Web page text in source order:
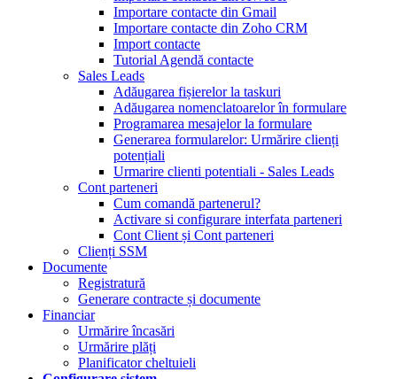
Importare contacte din Gmail
Importare contacte din Zoho CRM
Import contacte
Tutorial Agendă contacte
Sales Leads
Adăugarea fișierelor la taskuri
Adăugarea nomenclatoarelor în formulare
Programarea mesajelor la formulare
Generarea formularelor: Urmărire clienți
potențiali
Urmarire clienti potentiali - Sales Leads
Cont parteneri
Cum comandă partenerul?
Activare si configurare interfata parteneri
Cont Client și Cont parteneri
Clienți SSM
Documente
Registratură
Generare contracte și documente
Financiar
Urmărire încasări
Urmărire plăți
Planificator cheltuieli